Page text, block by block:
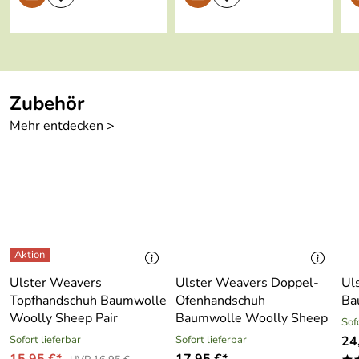
Zubehör
Mehr entdecken >
Ulster Weavers
Topfhandschuh Baumwolle
Woolly Sheep Pair
Sofort lieferbar
Ulster Weavers Doppel-
Ofenhandschuh
Baumwolle Woolly Sheep
Sofort lieferbar